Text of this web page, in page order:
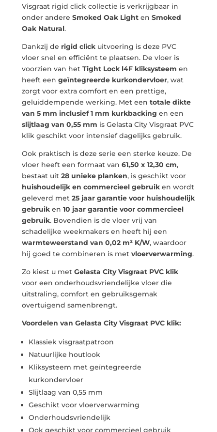
Visgraat rigid click collectie is verkrijgbaar in
onder andere Smoked Oak Lighten Smoked
Oak Natural.
Dankzij de rigid clickuitvoering is deze PVC
vloer snel en efficiënt te plaatsen. De vloer is
voorzien van het Tight Lock l4F kliksysteem en
heeft een geïntegreerde kurkondervloer, wat
zorgt voor extra comfort en een prettige,
geluiddempende werking. Met een totale dikte
van 5 mm inclusief 1 mm kurkbacking en een
slijtlaag van 0,55 mm is Gelasta City Visgraat PVC
klik geschikt voor intensief dagelijks gebruik.
Ook praktisch is deze serie een sterke keuze. De
vloer heeft een formaat van 61,50 x 12,30 cm,
bestaat uit 28 unieke planken, is geschikt voor
huishoudelijk en commercieel gebruiken wordt
geleverd met 25 jaar garantie voor huishoudelijk
gebruiken 10 jaar garantie voor commercieel
gebruik. Bovendien is de vloer vrij van
schadelijke weekmakers en heeft hij een
warmteweerstand van 0,02 m² K/W, waardoor
hij goed te combineren is met vloerverwarming.
Zo kiest u met Gelasta City Visgraat PVC klik
voor een onderhoudsvriendelijke vloer die
uitstraling, comfort en gebruiksgemak
overtuigend samenbrengt.
Voordelen van Gelasta City Visgraat PVC klik:
Klassiek visgraatpatroon
Natuurlijke houtlook
Kliksysteem met geïntegreerde
kurkondervloer
Slijtlaag van 0,55 mm
Geschikt voor vloerverwarming
Onderhoudsvriendelijk
Ook geschikt voor commercieel gebruik